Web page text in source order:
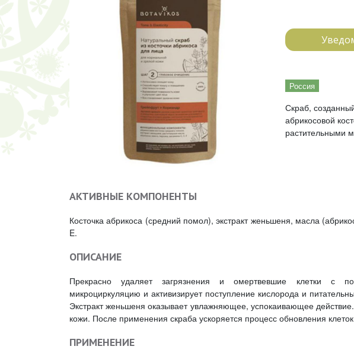
Россия
Скраб,
абрикосовой
растительными
АКТИВНЫЕ КОМПОНЕНТЫ
Косточка абрикоса (средний помол), экстракт женьшеня, масла
E.
ОПИСАНИЕ
Прекрасно удаляет загрязнения и омертвевшие клетки с
микроциркуляцию и активизирует поступление кислорода и
Экстракт женьшеня оказывает увлажняющее, успокаивающее
кожи. После применения скраба ускоряется процесс обновления
ПРИМЕНЕНИЕ